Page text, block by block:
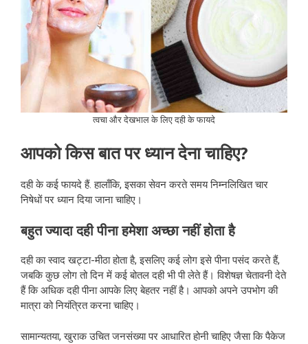
त्वचा और देखभाल के लिए दही के फायदे
आपको किस बात पर ध्यान देना चाहिए?
दही के कई फायदे हैं. हालाँकि, इसका सेवन करते समय निम्नलिखित चार
निषेधों पर ध्यान दिया जाना चाहिए।
बहुत ज्यादा दही पीना हमेशा अच्छा नहीं होता है
दही का स्वाद खट्टा-मीठा होता है, इसलिए कई लोग इसे पीना पसंद करते हैं,
जबकि कुछ लोग तो दिन में कई बोतल दही भी पी लेते हैं। विशेषज्ञ चेतावनी देते
हैं कि अधिक दही पीना आपके लिए बेहतर नहीं है। आपको अपने उपभोग की
मात्रा को नियंत्रित करना चाहिए।
सामान्यतया, खुराक उचित जनसंख्या पर आधारित होनी चाहिए जैसा कि पैकेज